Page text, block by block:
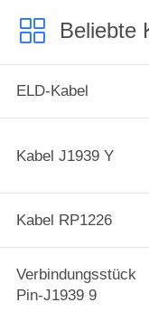
Beliebte
ELD-Kabel
Kabel J1939 Y
Kabel RP1226
Verbindungsstück
Pin-J1939 9